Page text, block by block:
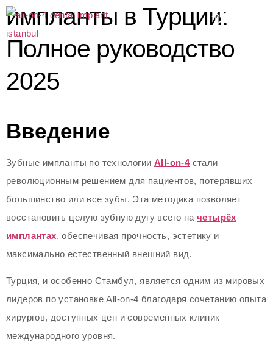
импланты в Турции:
Полное руководство
2025
Введение
Зубные импланты по технологии All-on-4стали
революционным решением для пациентов, потерявших
большинство или все зубы. Эта методика позволяет
восстановить целую зубную дугу всего на четырёх
имплантах, обеспечивая прочность, эстетику и
максимально естественный внешний вид.
Турция, и особенно Стамбул, является одним из мировых
лидеров по установке All-on-4 благодаря сочетанию опыта
хирургов, доступных цен и современных клиник
международного уровня.